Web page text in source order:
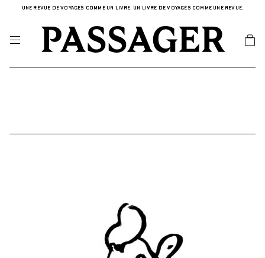
UNE REVUE DE VOYAGES COMME UN LIVRE. UN LIVRE DE VOYAGES COMME UNE REVUE.